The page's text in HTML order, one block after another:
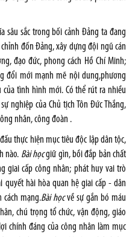
sâu sắc trong bối cảnh Đảng ta đang
đốn Đảng, xây dựng đội ngũ cán
đạo đức, phong cách Hồ Chí Minh;
đổi mới mạnh mẽ nội dung,phương
tình hình mới. Có thể rút ra nhiều
nghiệp của Chủ tịch Tôn Đức Thắng,
nhân, công đoàn .
thực hiện mục tiêu độc lập dân tộc,
nào. Bài họcgiữ gìn, bồi đắp bản chất
giai cấp công nhân; phát huy vai trò
quyết hài hòa quan hệ giai cấp - dân
mạng.Bài họcvề sự gắn bó máu
chú trọng tổ chức, vận động, giáo
chính đáng của công nhân làm mục